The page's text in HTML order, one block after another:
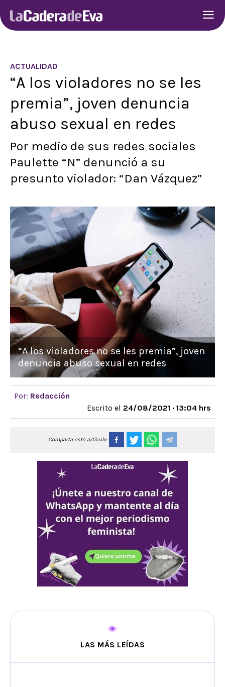
ACTUALIDAD
“A los violadores no se les
premia”, joven denuncia
abuso sexual en redes
Por medio de sus redes sociales
Paulette “N” denunció a su
presunto violador: “Dan Vázquez”
“A los violadores no se les premia”, joven
denuncia abuso sexual en redes
Por: Redacción
Escrito el 24/08/2021 · 13:04 hrs
Comparta este artículo
LAS MÁS LEÍDAS